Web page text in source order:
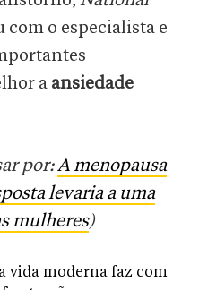
o especialista e
a ansiedade
por:A menopausa
levaria a uma
mulheres)